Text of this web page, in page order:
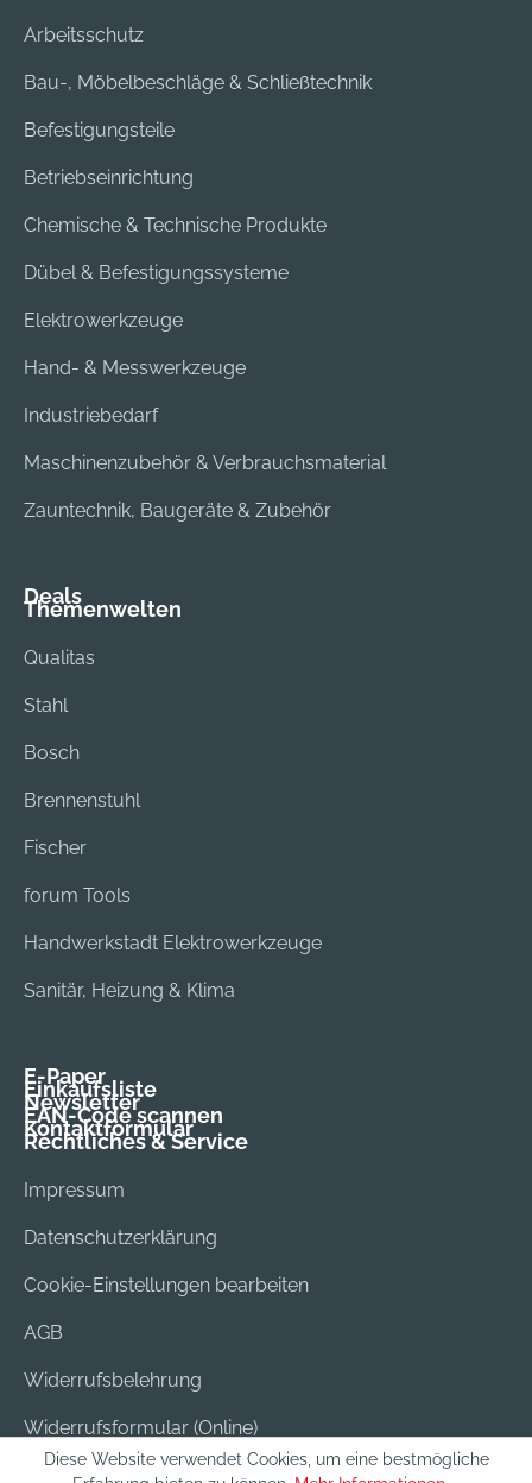
Arbeitsschutz
Bau-, Möbelbeschläge & Schließtechnik
Befestigungsteile
Betriebseinrichtung
Chemische & Technische Produkte
Dübel & Befestigungssysteme
Elektrowerkzeuge
Hand- & Messwerkzeuge
Industriebedarf
Maschinenzubehör & Verbrauchsmaterial
Zauntechnik, Baugeräte & Zubehör
Deals
Themenwelten
Qualitas
Stahl
Bosch
Brennenstuhl
Fischer
forum Tools
Handwerkstadt Elektrowerkzeuge
Sanitär, Heizung & Klima
E-Paper
Einkaufsliste
Newsletter
EAN-Code scannen
Kontaktformular
Rechtliches & Service
Impressum
Datenschutzerklärung
Cookie-Einstellungen bearbeiten
AGB
Widerrufsbelehrung
Widerrufsformular (Online)
Versand & Bezahlung
Diese Website verwendet Cookies, um eine bestmögliche